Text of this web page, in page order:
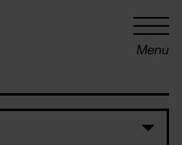
Menu